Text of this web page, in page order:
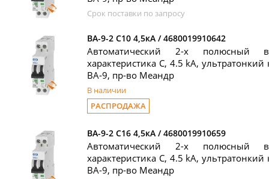
Срок поставки по запросу
ВА-9-2 C10 4,5кА / 4680019910642
Автоматический 2-х полюсный
характеристика C, 4.5 kA,
ВА-9, пр-во Меандр
В наличии
РАСПРОДАЖА
ВА-9-2 C16 4,5кА / 4680019910659
Автоматический 2-х полюсный
характеристика C, 4.5 kA,
ВА-9, пр-во Меандр